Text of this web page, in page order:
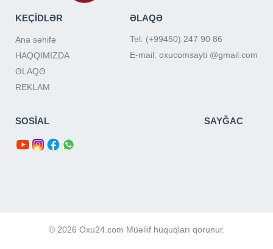
KEÇİDLƏR
Ana səhifə
HAQQIMIZDA
ƏLAQƏ
REKLAM
ƏLAQƏ
Tel: (+99450) 247 90 86
E-mail: oxucomsayti @gmail.com
SOSİAL SAYĞAC
© 2026 Oxu24.com Müəllif hüquqları qorunur.